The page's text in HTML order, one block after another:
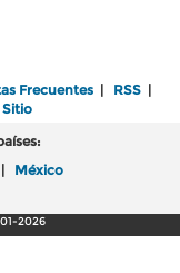
Frecuentes | RSS |
Sitio
| México
2026